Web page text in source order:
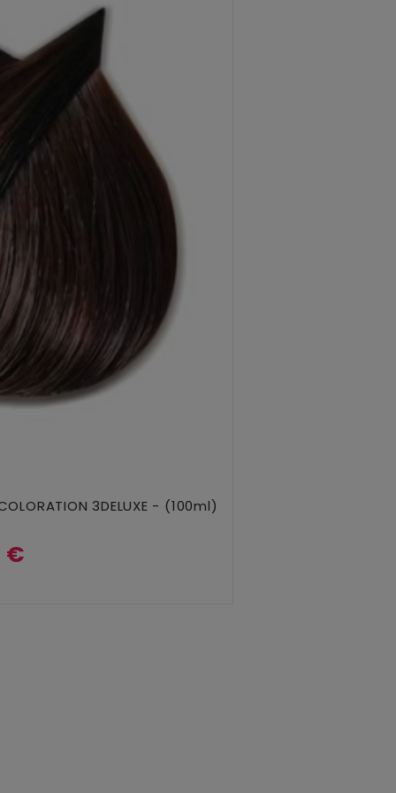
3DELUXE - (100ml)
€